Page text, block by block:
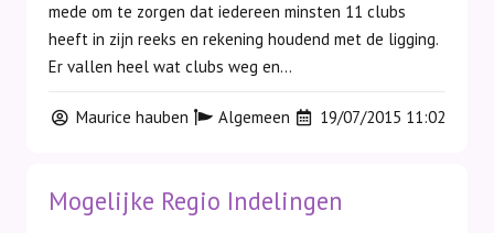
mede om te zorgen dat iedereen minsten 11 clubs
heeft in zijn reeks en rekening houdend met de ligging.
Er vallen heel wat clubs weg en...
Maurice hauben Algemeen 19/07/2015 11:02
Mogelijke Regio Indelingen